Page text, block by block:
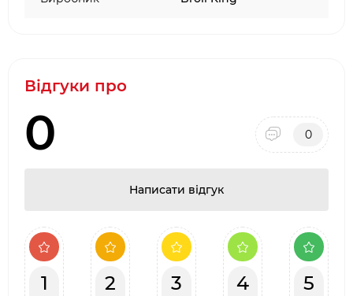
Відгуки про
0 0
Написати відгук
1 2 3 4 5